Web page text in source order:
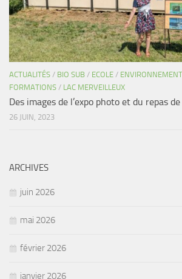
ACTUALITÉS / BIO SUB / ECOLE /
FORMATIONS / LAC MERVEILLEUX
Des images de l’expo photo et du repas
26 JUIN, 2023
ARCHIVES
juin 2026
mai 2026
février 2026
janvier 2026